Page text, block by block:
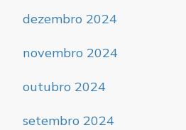
dezembro 2024
novembro 2024
outubro 2024
setembro 2024